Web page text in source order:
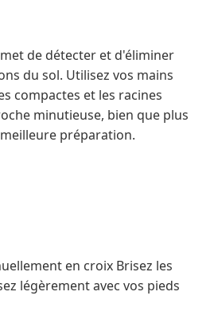
de détecter et d'éliminer
du sol. Utilisez vos mains
compactes et les racines
minutieuse, bien que plus
préparation.
en croix Brisez les
légèrement avec vos pieds